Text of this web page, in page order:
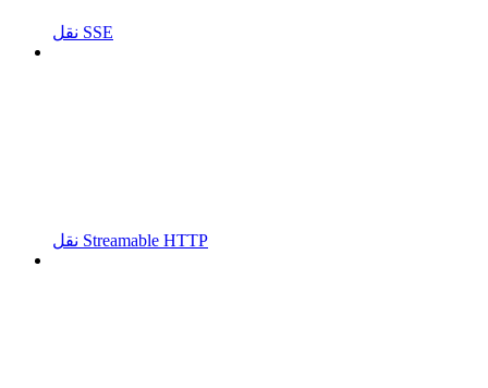
نقل SSE
نقل Streamable HTTP